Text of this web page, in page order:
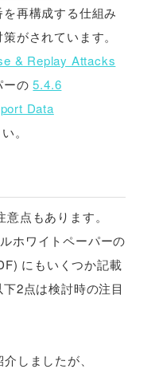
再構成する仕組み
がされています。
& Replay Attacks
ーの5.4.6
Data
。
点もあります。
ホワイトペーパーの
にもいくつか記載
2点は検討時の注目
しましたが、